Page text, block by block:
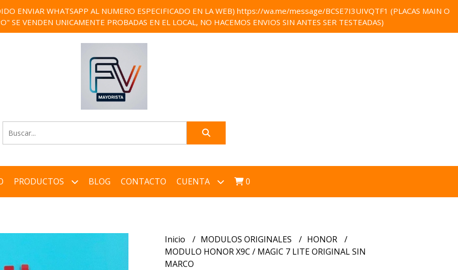
ENVIAR WHATSAPP AL NUMERO ESPECIFICADO EN LA WEB) https://wa.me/message/BCSE7I3UIVQTF1 (PLACAS MAIN O
SE VENDEN UNICAMENTE PROBADAS EN EL LOCAL, NO HACEMOS ENVIOS SIN ANTES SER TESTEADAS)
PRODUCTOS BLOG CONTACTO CUENTA 0
Inicio MODULOS ORIGINALES
HONOR
MODULO HONOR X9C / MAGIC 7 LITE ORIGINAL SIN
MARCO